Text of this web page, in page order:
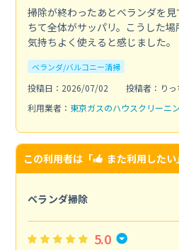
掃除が終わったあとベランダを
ちて全体がサッパリ。こうした
気持ちよく使えると感じました。
ベランダ/バルコニー清掃
投稿日：2026/07/02
投稿者：りっ
利用業者： 東京ガスのハウスクリーニ
この利用者は「 また利用したい
ベランダ掃除
5.0